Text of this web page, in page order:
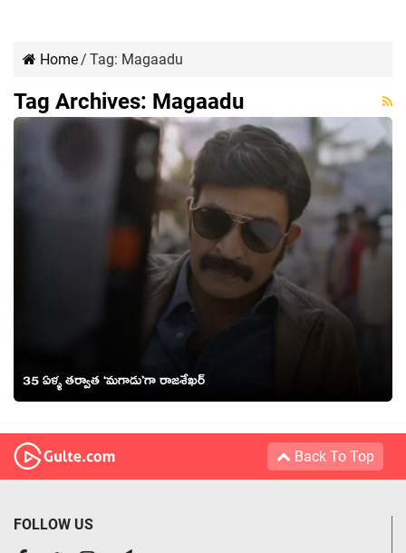
Home/ Tag: Magaadu
Tag Archives: Magaadu
35 ఏళ్ళ తర్వాత ‘మగాడు’గా రాజశేఖర్
Back To Top
FOLLOW US